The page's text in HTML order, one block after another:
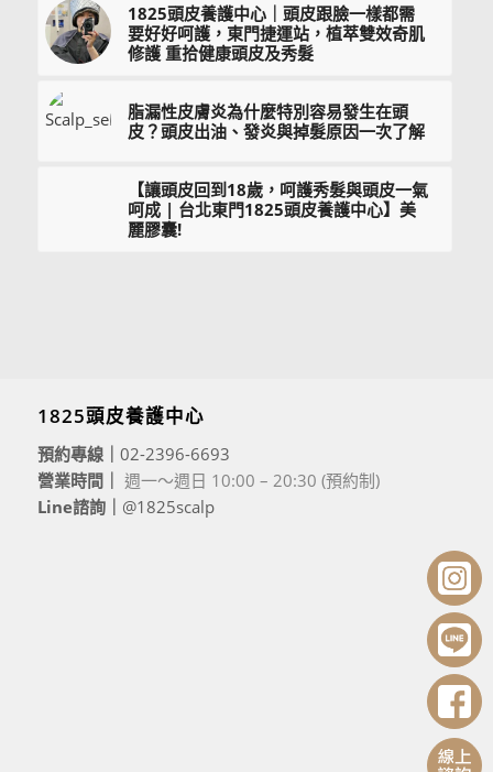
1825頭皮養護中心｜頭皮跟臉一樣都需
要好好呵護，東門捷運站，植萃雙效奇肌
修護 重拾健康頭皮及秀髮
脂漏性皮膚炎為什麼特別容易發生在頭
皮？頭皮出油、發炎與掉髮原因一次了解
【讓頭皮回到18歲，呵護秀髮與頭皮一氣
呵成 | 台北東門1825頭皮養護中心】美
麗膠囊!
1825頭皮養護中心
預約專線｜ 02-2396-6693
營業時間｜ 週一～週日 10:00 – 20:30 (預約制)
Line諮詢｜ @1825scalp